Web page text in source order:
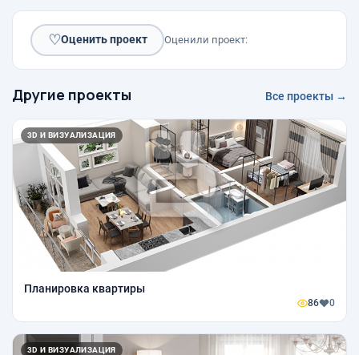
♡Оценить проект Оценили проект:
Другие проекты Все проекты →
3D И ВИЗУАЛИЗАЦИЯ
Планировка квартиры
86 0
3D И ВИЗУАЛИЗАЦИЯ